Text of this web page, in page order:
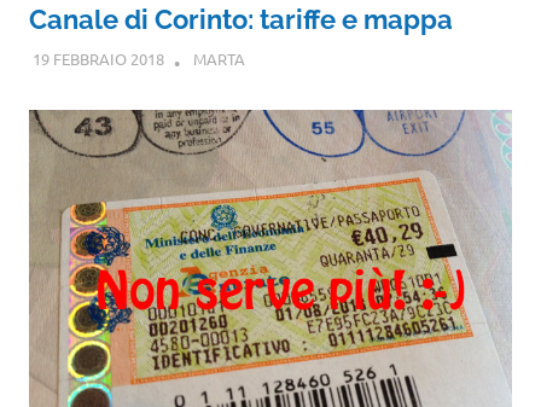
Canale di Corinto: tariffe e mappa
19 FEBBRAIO 2018 MARTA